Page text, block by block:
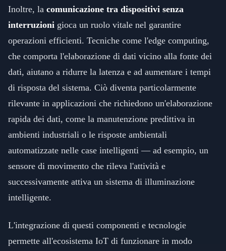
Inoltre, la comunicazione tra dispositivi senza
interruzioni gioca un ruolo vitale nel garantire
operazioni efficienti. Tecniche come l'edge computing,
che comporta l'elaborazione di dati vicino alla fonte dei
dati, aiutano a ridurre la latenza e ad aumentare i tempi
di risposta del sistema. Ciò diventa particolarmente
rilevante in applicazioni che richiedono un'elaborazione
rapida dei dati, come la manutenzione predittiva in
ambienti industriali o le risposte ambientali
automatizzate nelle case intelligenti — ad esempio, un
sensore di movimento che rileva l'attività e
successivamente attiva un sistema di illuminazione
intelligente.
L'integrazione di questi componenti e tecnologie
permette all'ecosistema IoT di funzionare in modo